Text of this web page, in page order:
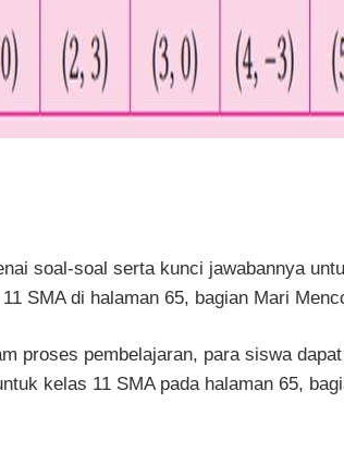
soal-soal serta kunci jawabannya
SMA di halaman 65, bagian Mari
proses pembelajaran, para siswa
kelas 11 SMA pada halaman 65,